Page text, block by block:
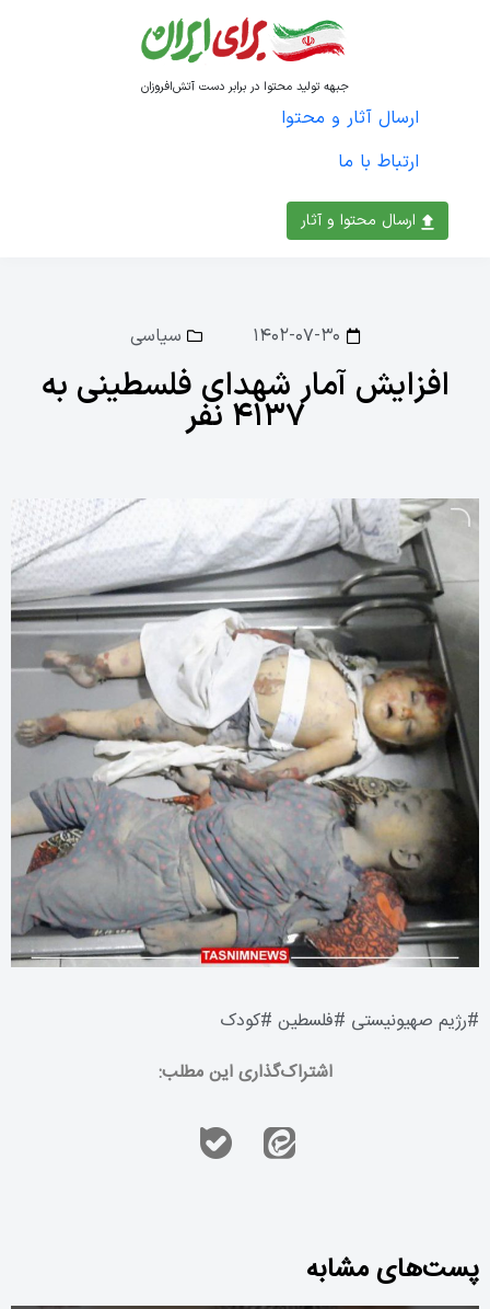
ارسال محتوا و آثار
جبهه تولید محتوا در برابر دست آتش‌افروزان
ارسال آثار و محتوا
ارتباط با ما
۱۴۰۲-۰۷-۳۰ سیاسی
افزایش آمار شهدای فلسطینی به
۴۱۳۷ نفر
#رژیم صهیونیستی #فلسطین #کودک
اشتراک‌گذاری این مطلب:
پست‌های مشابه